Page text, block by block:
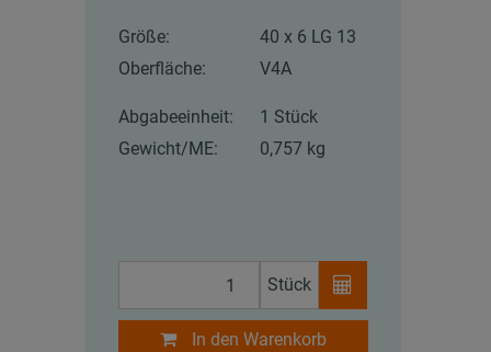
Größe:
40 x 6 LG 13
Oberfläche:
V4A
Abgabeeinheit:
1 Stück
Gewicht/ME:
0,757 kg
Stück
In den Warenkorb